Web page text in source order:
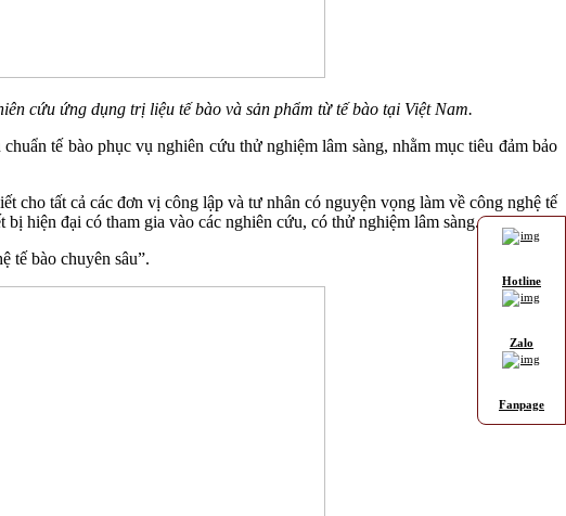
cứu ứng dụng trị liệu tế bào và sản phẩm từ tế bào tại Việt Nam.
tế bào phục vụ nghiên cứu thử nghiệm lâm sàng, nhằm mục tiêu đảm bảo
tất cả các đơn vị công lập và tư nhân có nguyện vọng làm về công nghệ tế
hiện đại có tham gia vào các nghiên cứu, có thử nghiệm lâm sàng.
tế bào chuyên sâu”.
Hotline
Zalo
Fanpage